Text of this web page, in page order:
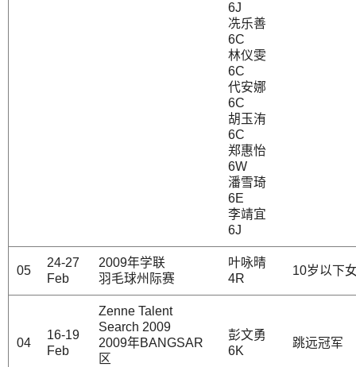
6J
冼乐善
6C
林仪雯
6C
代安娜
6C
胡玉洧
6C
郑惠怡
6W
潘雪琦
6E
李靖宜
6J
05
24-27
Feb
2009年学联
羽毛球州际赛
叶咏晴
4R
10岁以下
04
16-19
Feb
Zenne Talent
Search 2009
2009年BANGSAR
区
彭文勇
6K
跳远冠军